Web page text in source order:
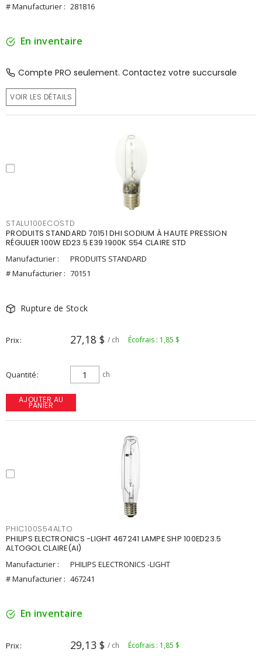
# Manufacturier : 281816
En inventaire
Compte PRO seulement. Contactez votre succursale
VOIR LES DÉTAILS
STALU100ECOSTD
PRODUITS STANDARD 70151 DHI SODIUM À HAUTE PRESSION
RÉGULIER 100W ED23.5 E39 1900K S54 CLAIRE STD
Manufacturier :
PRODUITS STANDARD
# Manufacturier : 70151
Rupture de Stock
Prix 27,18 $ / ch Écofrais : 1,85 $
Quantité ch
AJOUTER AU
PANIER
PHIC100S54ALTO
PHILIPS ELECTRONICS -LIGHT 467241 LAMPE SHP 100ED23.5
ALTOGOL CLAIRE(AI)
Manufacturier :
PHILIPS ELECTRONICS -LIGHT
# Manufacturier : 467241
En inventaire
Prix 29,13 $ / ch Écofrais : 1,85 $